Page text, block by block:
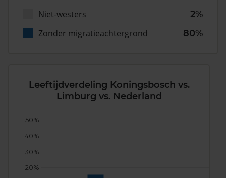
Niet-westers
2%
Zonder migratieachtergrond
80%
Leeftijdverdeling Koningsbosch vs.
Limburg vs. Nederland
20%
30%
40%
50%